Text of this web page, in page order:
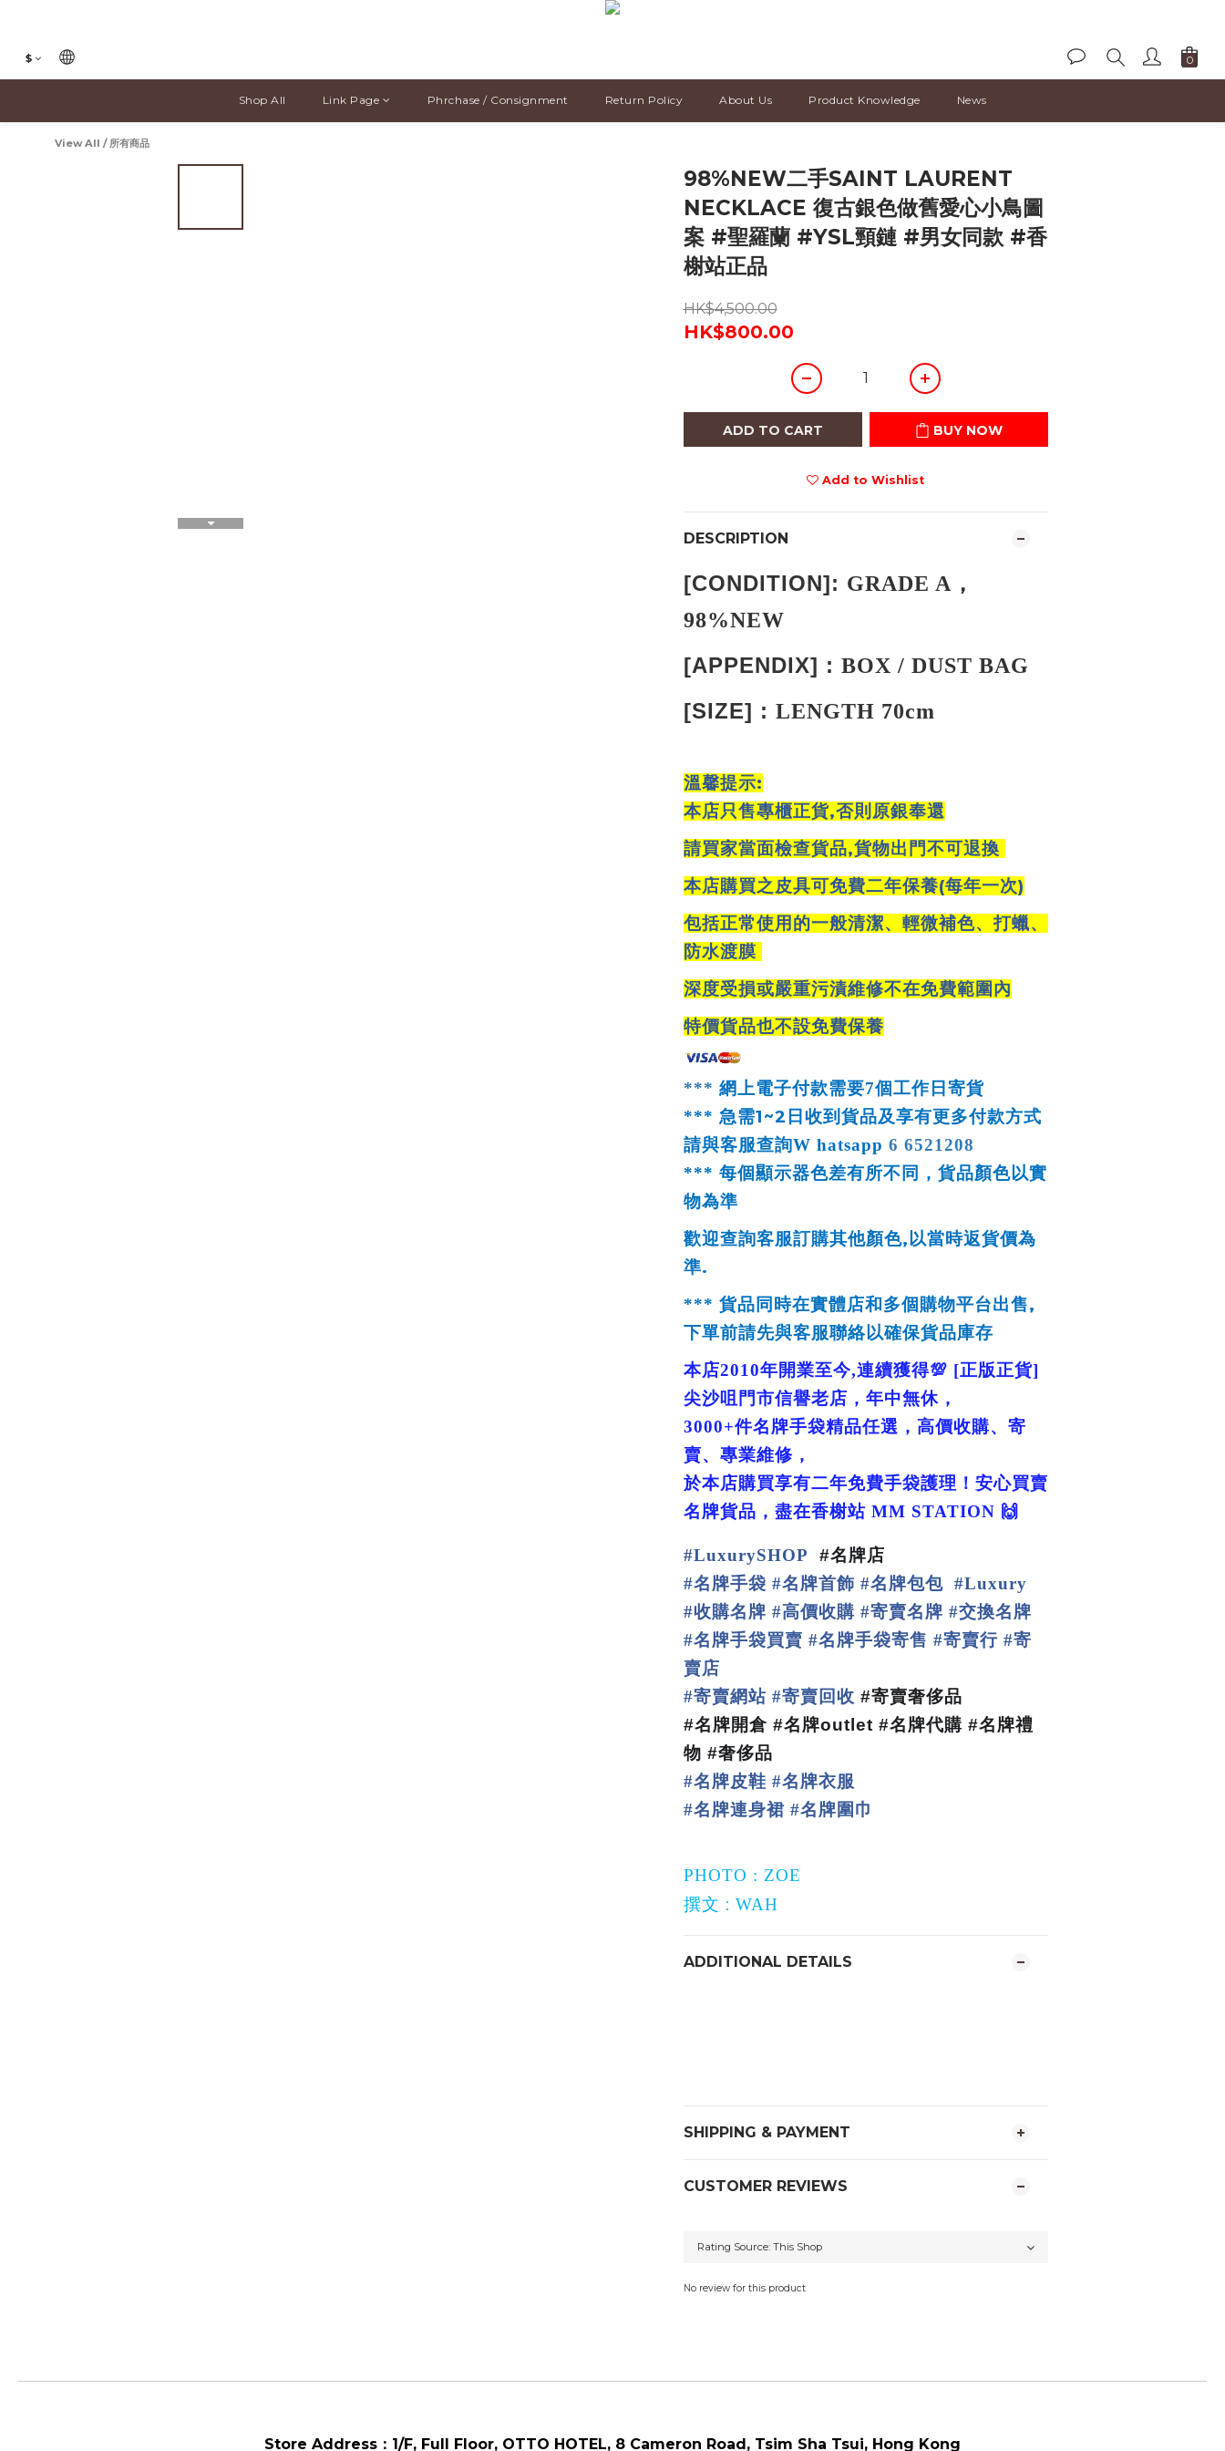
$
Shop All Link Page Phrchase / Consignment Return Policy About Us Product Knowledge News
View All / 所有商品
98%NEW二手SAINT LAURENT
NECKLACE 復古銀色做舊愛心小鳥圖
案 #聖羅蘭 #YSL頸鏈 #男女同款 #香
榭站正品
HK$4,500.00
HK$800.00
ADD TO CART BUY NOW
Add to Wishlist
DESCRIPTION
[CONDITION]: GRADE A，
98%NEW
[APPENDIX] : BOX / DUST BAG
[SIZE] : LENGTH 70cm
溫馨提示:
本店只售專櫃正貨,否則原銀奉還
請買家當面檢查貨品,貨物出門不可退換
本店購買之皮具可免費二年保養(每年一次)
包括正常使用的一般清潔、輕微補色、打蠟、
防水渡膜
深度受損或嚴重污漬維修不在免費範圍內
特價貨品也不設免費保養
*** 網上電子付款需要7個工作日寄貨
*** 急需1~2 日收到貨品及享有更多付款方式
請與客服查詢W hatsapp 6 6521208
*** 每個顯示器色差有所不同，貨品顏色以實
物為準
歡迎查詢客服訂購其他顏色, 以當時返貨價為
準.
*** 貨品同時在實體店和多個購物平台出售,
下單前請先與客服聯絡以確保貨品庫存
本店2010年開業至今,連續獲得💯 [正版正貨]
尖沙咀門市信譽老店，年中無休，
3000+件名牌手袋精品任選，高價收購、寄
賣、專業維修，
於本店購買享有二年免費手袋護理！安心買賣
名牌貨品，盡在香榭站MM STATION 🙌
#LuxurySHOP #名牌店
#名牌手袋 #名牌首飾 #名牌包包 #Luxury
#收購名牌 #高價收購 #寄賣名牌 #交換名牌
#名牌手袋買賣 #名牌手袋寄售 #寄賣行 #寄
賣店
#寄賣網站 #寄賣回收 #寄賣奢侈品
#名牌開倉#名牌outlet #名牌代購 #名牌禮
物 #奢侈品
#名牌皮鞋 #名牌衣服
#名牌連身裙 #名牌圍巾
PHOTO : ZOE
撰文 : WAH
ADDITIONAL DETAILS
SHIPPING & PAYMENT
CUSTOMER REVIEWS
No review for this product
Store Address： 1/F, Full Floor, OTTO HOTEL, 8 Cameron Road, Tsim Sha Tsui, Hong Kong